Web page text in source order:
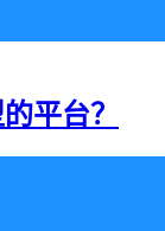
平台？